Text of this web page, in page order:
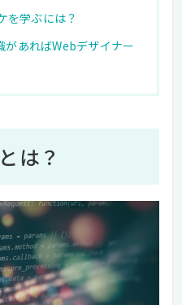
を学ぶには？
があればWebデザイナー
は？